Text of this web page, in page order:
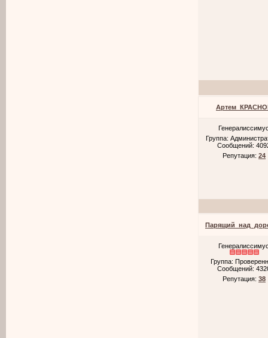
Группа:
Сообщений:
Репутация: 24
Группа:
Сообщений:
Репутация: 38